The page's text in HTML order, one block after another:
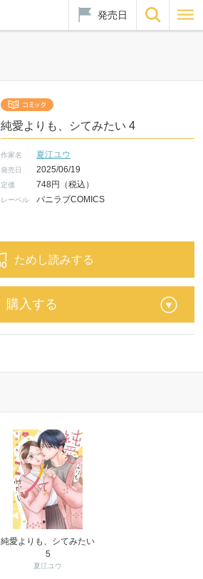
発売日
純愛よりも、シてみたい 4
作家名 夏江ユウ
発売日 2025/06/19
定価 748円（税込）
レーベル バニラブCOMICS
ためし読みする
購入する
純愛よりも、シてみたい
5
夏江ユウ